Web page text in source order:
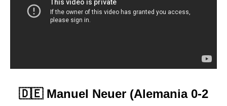
🇩🇪 Manuel Neuer (Alemania 0-2